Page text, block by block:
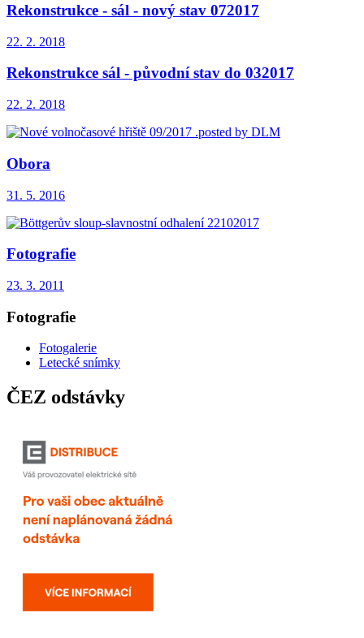
Rekonstrukce - sál - nový stav 072017
22. 2. 2018
Rekonstrukce sál - původní stav do 032017
22. 2. 2018
Obora
31. 5. 2016
Fotografie
23. 3. 2011
Fotografie
Fotogalerie
Letecké snímky
ČEZ odstávky